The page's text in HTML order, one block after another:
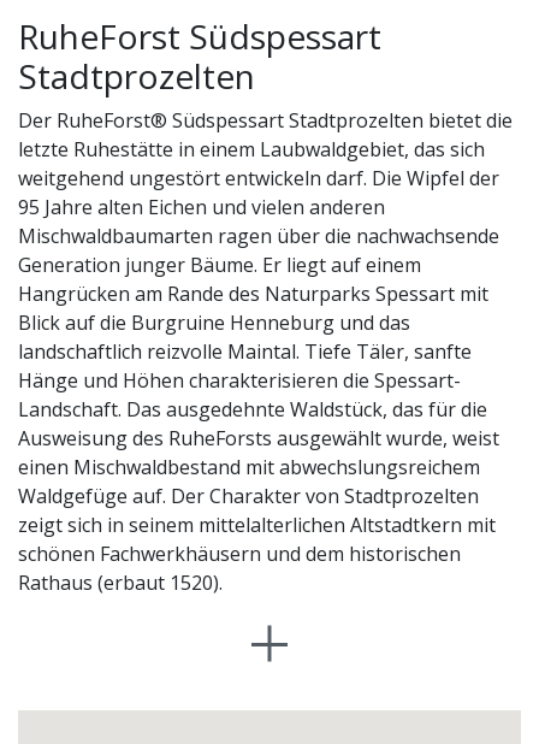
RuheForst Südspessart
Stadtprozelten
Der RuheForst® Südspessart Stadtprozelten bietet die
letzte Ruhestätte in einem Laubwaldgebiet, das sich
weitgehend ungestört entwickeln darf. Die Wipfel der
95 Jahre alten Eichen und vielen anderen
Mischwaldbaumarten ragen über die nachwachsende
Generation junger Bäume. Er liegt auf einem
Hangrücken am Rande des Naturparks Spessart mit
Blick auf die Burgruine Henneburg und das
landschaftlich reizvolle Maintal. Tiefe Täler, sanfte
Hänge und Höhen charakterisieren die Spessart-
Landschaft. Das ausgedehnte Waldstück, das für die
Ausweisung des RuheForsts ausgewählt wurde, weist
einen Mischwaldbestand mit abwechslungsreichem
Waldgefüge auf. Der Charakter von Stadtprozelten
zeigt sich in seinem mittelalterlichen Altstadtkern mit
schönen Fachwerkhäusern und dem historischen
Rathaus (erbaut 1520).
Im RuheForst® befinden sich zahlreiche
RuheBiotope®. Diese Flächen, durch einen Baum oder
letzte Ruhestätte ausgewählt werden. Hier können